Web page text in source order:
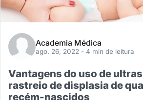
Academia Médica
ago. 26, 2022 - 4 min de leitura
Vantagens do uso de
rastreio de displasia de
recém-nascidos